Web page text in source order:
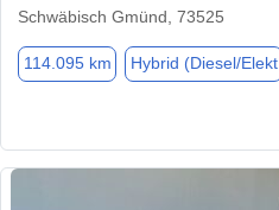
Schwäbisch Gmünd, 73525
114.095 km Hybrid (Diesel/Elekt